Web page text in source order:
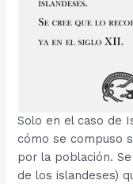
Solo en el caso de
cómo se compuso
por la población.
de los islandeses)